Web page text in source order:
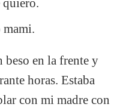
mami.
beso en la frente y
horas. Estaba
con mi madre con